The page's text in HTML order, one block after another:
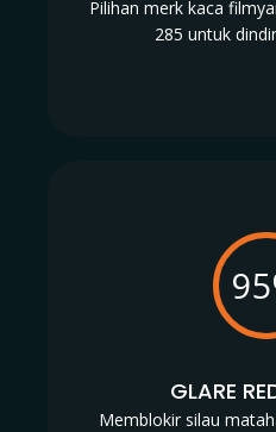
Pilihan merk kaca
285 untuk
GLARE
Memblokir silau